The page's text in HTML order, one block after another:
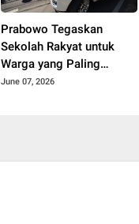
Prabowo Tegaskan
Sekolah Rakyat untuk
Warga yang Paling
Miskin dan Kurang
June 07, 2026